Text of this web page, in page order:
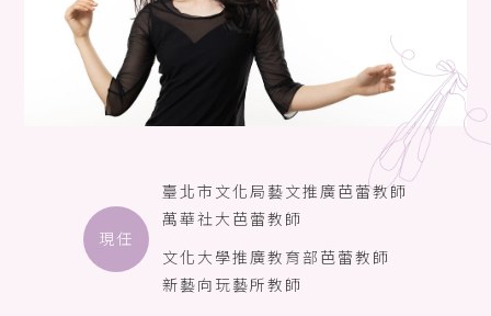
現任
臺北市文化局藝文推廣芭蕾教師
萬華社大芭蕾教師
文化大學推廣教育部芭蕾教師
新藝向玩藝所教師